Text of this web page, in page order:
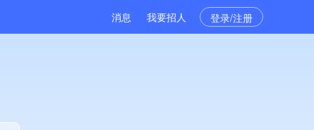
消息 我要招人 登录/注册